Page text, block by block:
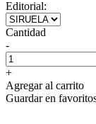
Editorial:
Cantidad
-
+
Agregar al carrito
Guardar en